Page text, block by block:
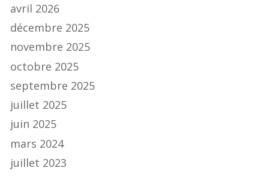
avril 2026
décembre 2025
novembre 2025
octobre 2025
septembre 2025
juillet 2025
juin 2025
mars 2024
juillet 2023